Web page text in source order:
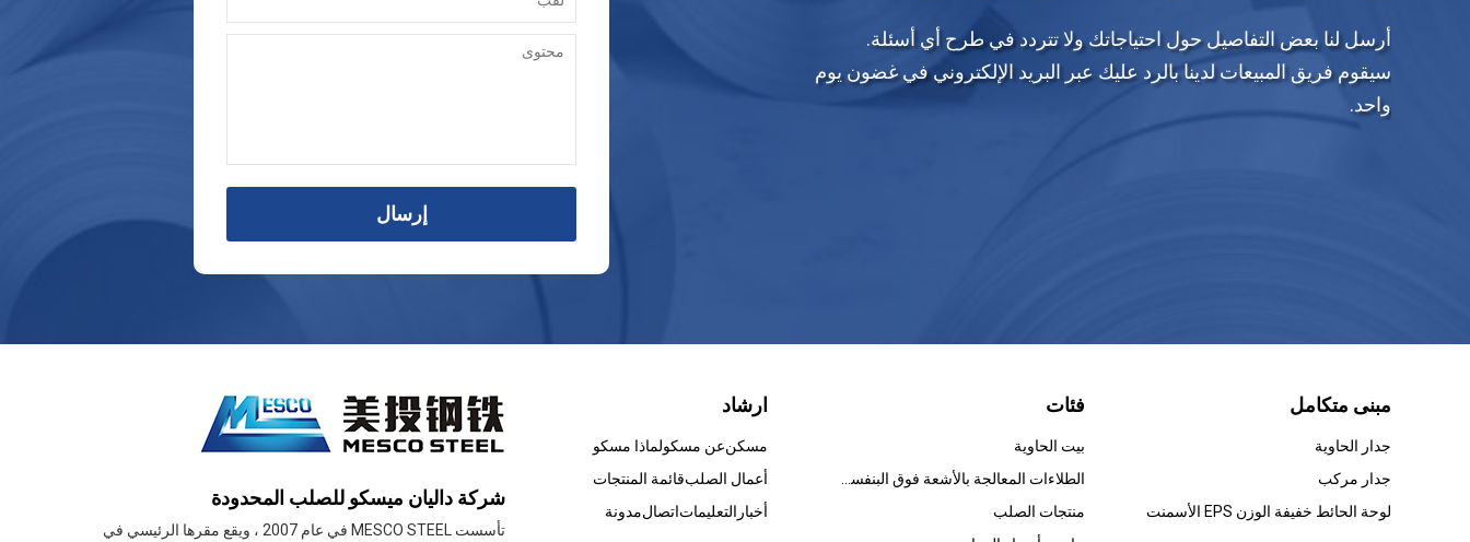
أرسل لنا بعض التفاصيل حول احتياجاتك ولا تتردد في طرح أي أسئلة.
سيقوم فريق المبيعات لدينا بالرد عليك عبر البريد الإلكتروني في غضون يوم
واحد.
إرسال
شركة داليان ميسكو للصلب المحدودة
تأسست MESCO STEEL في عام 2007 ، ويقع مقرها الرئيسي في
ارشاد
مسكنعن مسكولماذا مسكو
أعمال الصلبقائمة المنتجات
أخبار التعليماتاتصالمدونة
فئات
بيت الحاوية
الطلاءات المعالجة بالأشعة فوق البنفسجية
منتجات الصلب
مبنى متكامل
جدار الحاوية
جدار مركب
لوحة الحائط خفيفة الوزن EPS الأسمنت